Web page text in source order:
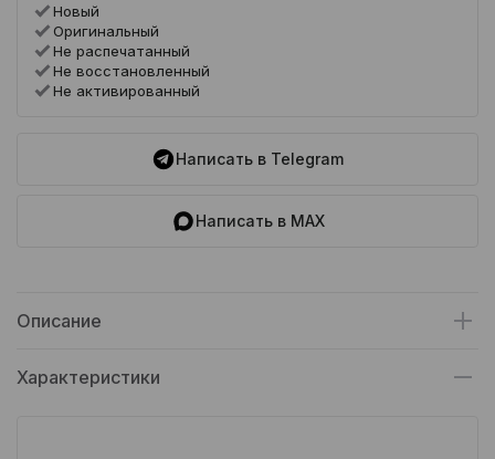
Новый
Оригинальный
Не распечатанный
Не восстановленный
Не активированный
Написать в Telegram
Написать в MAX
Описание
Характеристики